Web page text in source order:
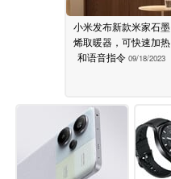
小米发布新款米家石墨
烯取暖器，可快速加热
和语音指令 09/18/2023